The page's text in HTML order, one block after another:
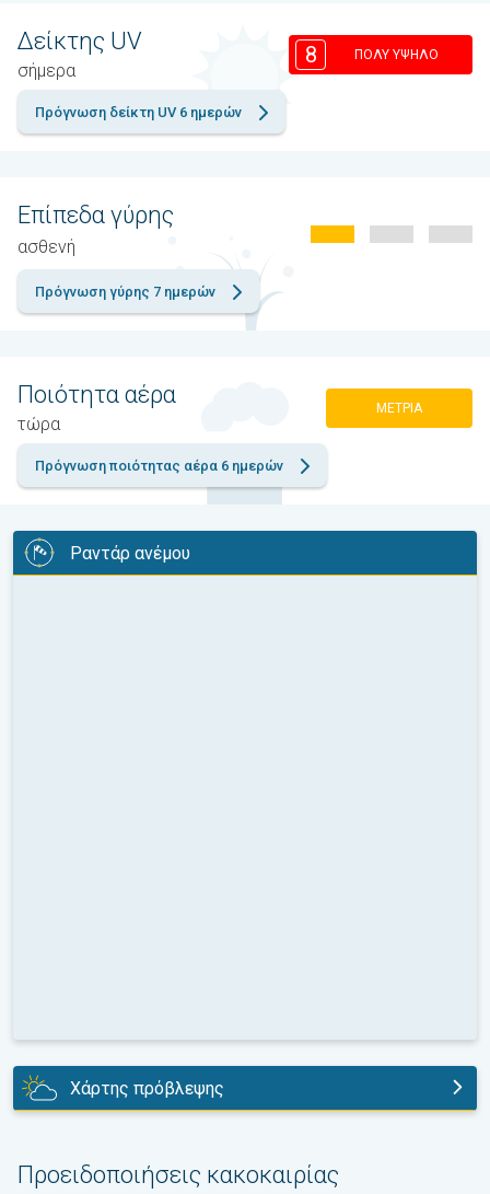
Δείκτης UV
σήμερα
8 ΠΟΛΎ ΥΨΗΛΌ
Πρόγνωση δείκτη UV 6 ημερών
Επίπεδα γύρης
ασθενή
Πρόγνωση γύρης 7 ημερών
Ποιότητα αέρα
τώρα
ΜΈΤΡΙΑ
Πρόγνωση ποιότητας αέρα 6 ημερών
Ραντάρ ανέμου
Χάρτης πρόβλεψης
Προειδοποιήσεις κακοκαιρίας